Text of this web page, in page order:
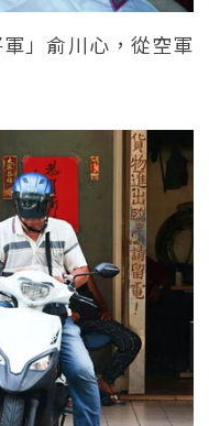
」俞川心，從空軍